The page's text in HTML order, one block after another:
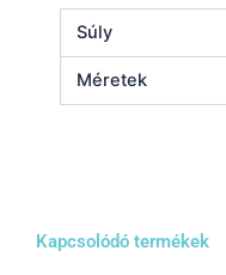
Súly
Méretek
Kapcsolódó termékek